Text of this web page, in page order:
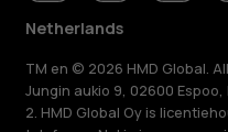
Netherlands
TM en © 2026 HMD Global.
Jungin aukio 9, 02600
2. HMD Global Oy is